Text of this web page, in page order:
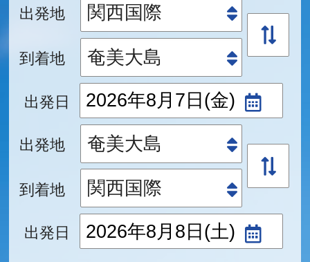
出発地
到着地
出発日
出発地
到着地
出発日